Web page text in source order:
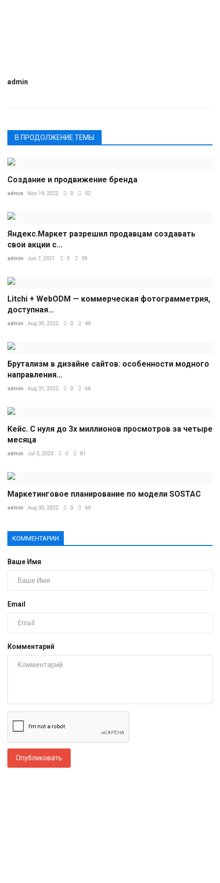
admin
В ПРОДОЛЖЕНИЕ ТЕМЫ
Создание и продвижение бренда
admin Nov 19, 2022 0 52
Яндекс.Маркет разрешил продавцам создавать
свои акции с...
admin Jun 7, 2021 0 59
Litchi + WebODM — коммерческая фотограмметрия,
доступная...
admin Aug 30, 2022 0 48
Брутализм в дизайне сайтов: особенности модного
направления...
admin Aug 31, 2022 0 66
Кейс. С нуля до 3х миллионов просмотров за четыре
месяца
admin Jul 3, 2023 0 81
Маркетинговое планирование по модели SOSTAC
admin Aug 30, 2022 0 60
КОММЕНТАРИИ
Ваше Имя
Email
Комментарий
Опубликовать